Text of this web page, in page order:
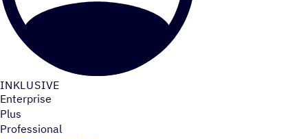
INKLU­SIVE
Enterprise
Plus
Professional